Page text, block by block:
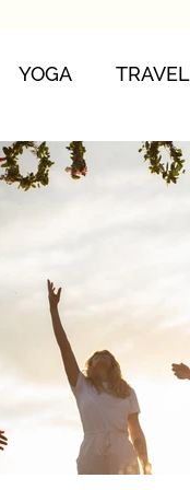
YOGA TRAVEL